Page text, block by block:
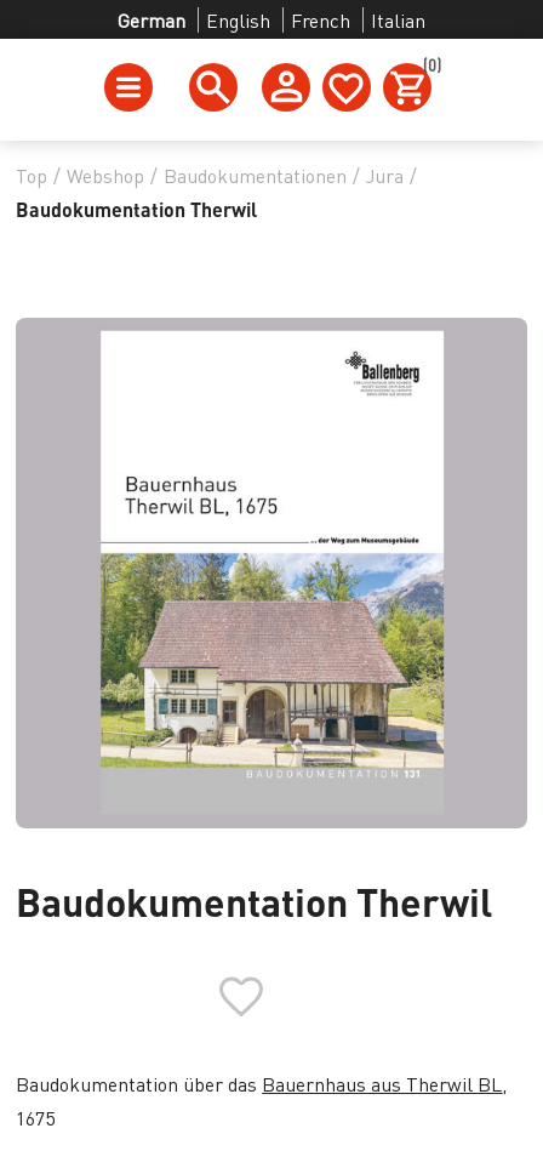
German English French Italian
(0)
Top / Webshop / Baudokumentationen / Jura /
Baudokumentation Therwil
Baudokumentation Therwil
Baudokumentation über das Bauernhaus aus Therwil BL
1675